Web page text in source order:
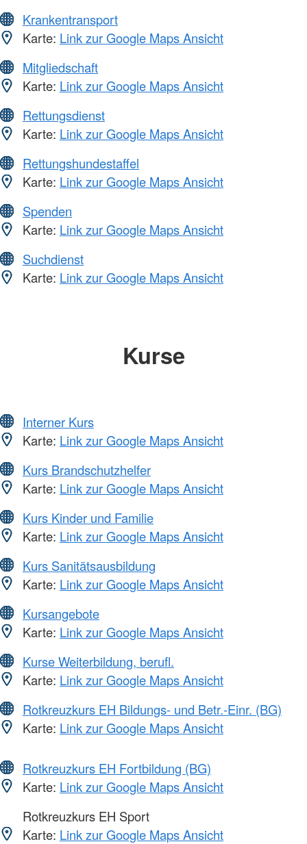
Krankentransport
Karte: Link zur Google Maps Ansicht
Mitgliedschaft
Karte: Link zur Google Maps Ansicht
Rettungsdienst
Karte: Link zur Google Maps Ansicht
Rettungshundestaffel
Karte: Link zur Google Maps Ansicht
Spenden
Karte: Link zur Google Maps Ansicht
Suchdienst
Karte: Link zur Google Maps Ansicht
Kurse
Interner Kurs
Karte: Link zur Google Maps Ansicht
Kurs Brandschutzhelfer
Karte: Link zur Google Maps Ansicht
Kurs Kinder und Familie
Karte: Link zur Google Maps Ansicht
Kurs Sanitätsausbildung
Karte: Link zur Google Maps Ansicht
Kursangebote
Karte: Link zur Google Maps Ansicht
Kurse Weiterbildung, berufl.
Karte: Link zur Google Maps Ansicht
Rotkreuzkurs EH Bildungs- und Betr.-Einr. (BG)
Karte: Link zur Google Maps Ansicht
Rotkreuzkurs EH Fortbildung (BG)
Karte: Link zur Google Maps Ansicht
Rotkreuzkurs EH Sport
Karte: Link zur Google Maps Ansicht